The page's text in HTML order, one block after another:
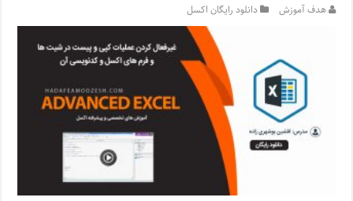
هدف آموزش دانلود رایگان اکسل